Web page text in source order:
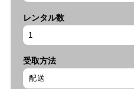
レンタル数
受取方法